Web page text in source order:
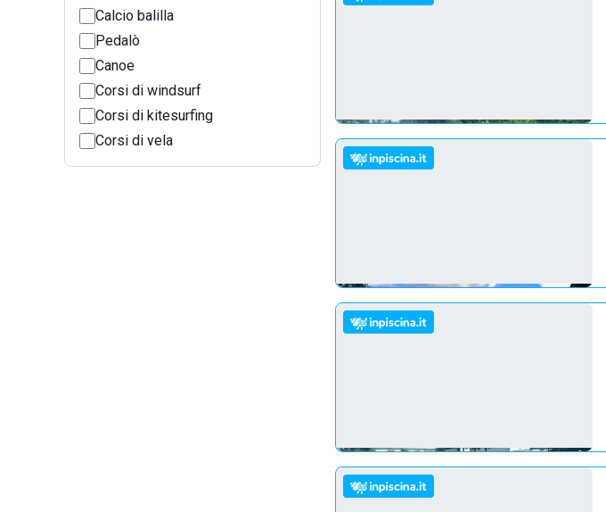
Calcio balilla
Pedalò
Canoe
Corsi di windsurf
Corsi di kitesurfing
Corsi di vela